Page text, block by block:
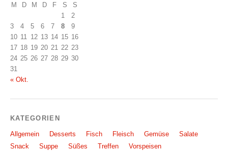
M D M D F S
S
1
2
3
4 5 6 7 8
9
10 11 12 13 14 15 16
17 18 19 20 21 22 23
24 25 26 27 28 29 30
31
« Okt.
KATEGORIEN
Allgemein Desserts Fisch Fleisch Gemüse
Salate
Snack
Suppe Süßes Treffen Vorspeisen